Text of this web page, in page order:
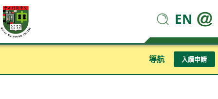
EN
導航 入讀申請